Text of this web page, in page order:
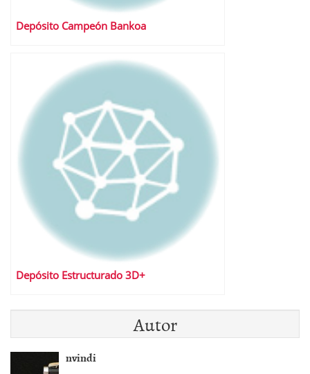
Depósito Campeón Bankoa
Depósito Estructurado 3D+
Autor
nvindi